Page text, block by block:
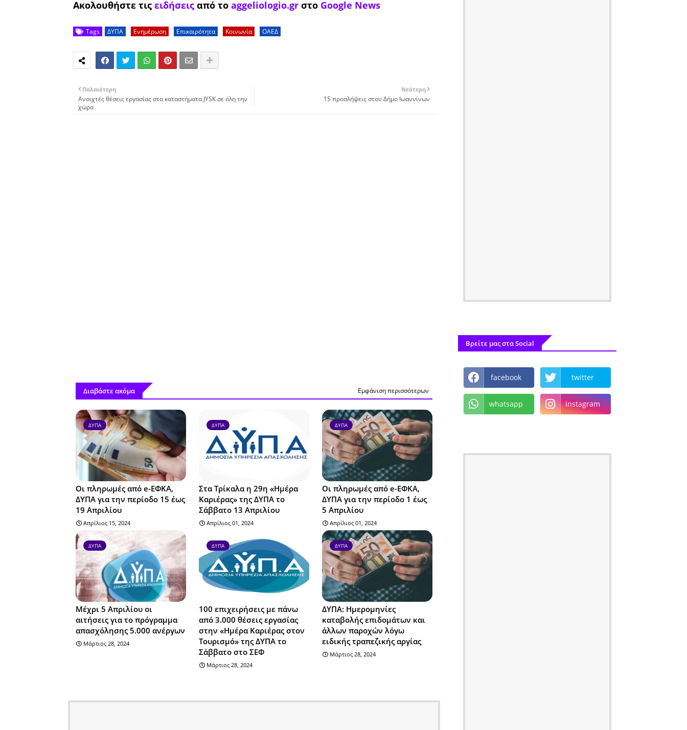
Ακολουθήστε τις ειδήσεις από το aggeliologio.gr στο Google News
Tags ΔΥΠΑ Ενημέρωση Επικαιρότητα Κοινωνία ΟΑΕΔ
Νεότερη
15 προσλήψεις στον Δήμο Ιωαννίνων
Παλαιότερη
Ανοιχτές θέσεις εργασίας στα καταστήματα JYSK σε όλη την
χώρα
Διαβάστε ακόμα Εμφάνιση περισσότερων
ΔΥΠΑ
Οι πληρωμές από e-ΕΦΚΑ,
ΔΥΠΑ για την περίοδο 15 έως
19 Απριλίου
Απρίλιος 15, 2024
ΔΥΠΑ
Στα Τρίκαλα η 29η «Ημέρα
Καριέρας» της ΔΥΠΑ το
Σάββατο 13 Απριλίου
Απρίλιος 01, 2024
ΔΥΠΑ
Οι πληρωμές από e-ΕΦΚΑ,
ΔΥΠΑ για την περίοδο 1 έως
5 Απριλίου
Απρίλιος 01, 2024
ΔΥΠΑ
Μέχρι 5 Απριλίου οι
αιτήσεις για το πρόγραμμα
απασχόλησης 5.000 ανέργων
Μάρτιος 28, 2024
ΔΥΠΑ
100 επιχειρήσεις με πάνω
από 3.000 θέσεις εργασίας
στην «Ημέρα Καριέρας στον
Τουρισμό» της ΔΥΠΑ το
Σάββατο στο ΣΕΦ
Μάρτιος 28, 2024
ΔΥΠΑ
ΔΥΠΑ: Ημερομηνίες
καταβολής επιδομάτων και
άλλων παροχών λόγω
ειδικής τραπεζικής αργίας
Μάρτιος 28, 2024
Βρείτε μας στα Social
facebook twitter
whatsapp instagram